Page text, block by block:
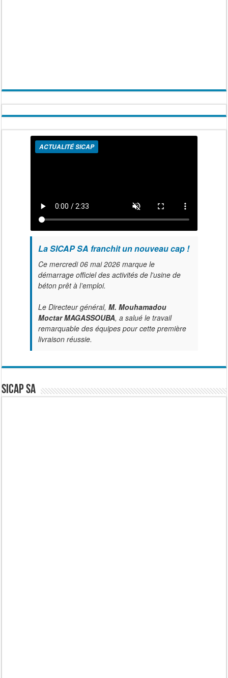
ACTUALITÉ SICAP
La SICAP SA franchit un nouveau cap !
Ce mercredi 06 mai 2026 marque le
démarrage officiel des activités de l'usine de
béton prêt à l’emploi.
Le Directeur général, M. Mouhamadou
Moctar MAGASSOUBA, a salué le travail
remarquable des équipes pour cette première
livraison réussie.
SICAP SA